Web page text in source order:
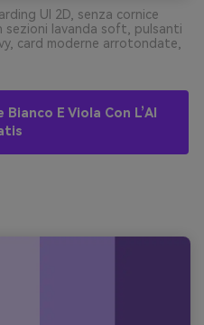
UI 2D, senza cornice
sezioni lavanda soft, pulsanti
card moderne arrotondate,
E Viola Con L’AI